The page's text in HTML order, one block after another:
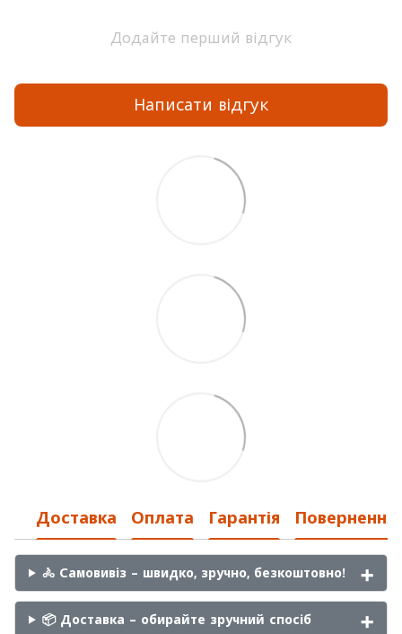
Додайте перший відгук
Написати відгук
Доставка Оплата Гарантія Повернення
🚴 Самовивіз – швидко, зручно, безкоштовно!
📦 Доставка – обирайте зручний спосіб